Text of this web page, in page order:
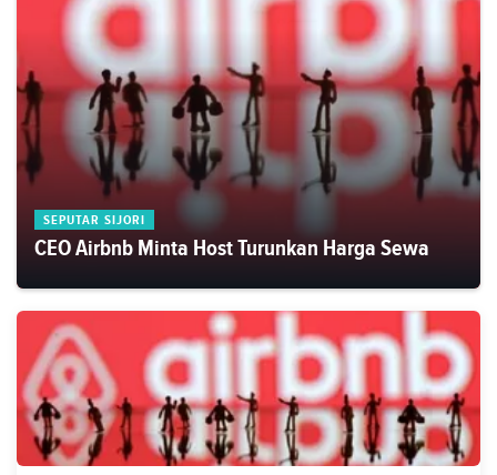
SEPUTAR SIJORI
CEO Airbnb Minta Host Turunkan Harga Sewa